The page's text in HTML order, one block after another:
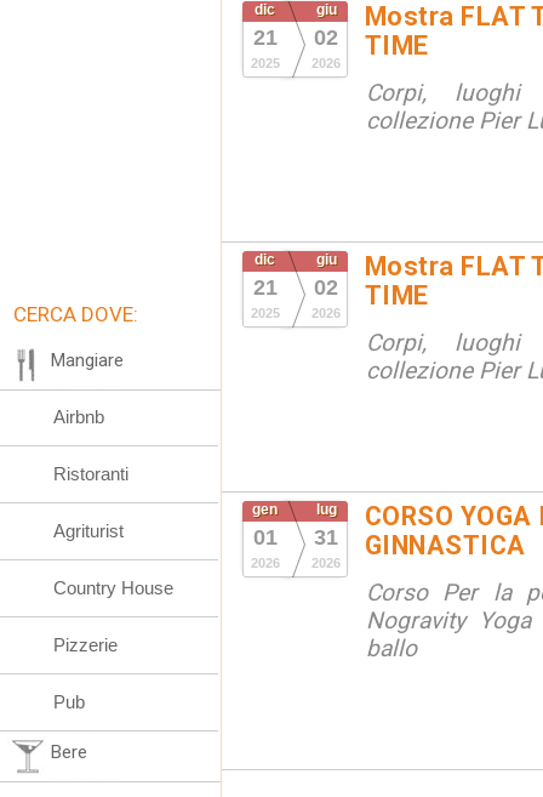
dic
21
2025
giu
02
2026
Mostra FLAT
TIME
Corpi,
collezione Pier
dic
21
2025
giu
02
2026
Mostra FLAT
TIME
Corpi,
collezione Pier
gen
01
2026
lug
31
2026
CORSO
GINNASTICA
Corso Per la
Nogravity
ballo
CERCA DOVE:
Mangiare
Airbnb
Ristoranti
Agriturist
Country House
Pizzerie
Pub
Bere